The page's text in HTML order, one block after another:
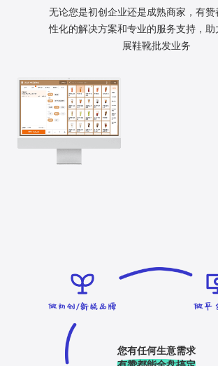
无论您是初创企业还是成熟商家，有赞
性化的解决方案和专业的服务支持，助
展鞋靴批发业务
您有任何生意需求